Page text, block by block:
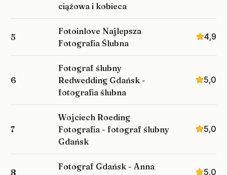
ciążowa i kobieca
5
Fotoinlove Najlepsza
Fotografia Ślubna
4,9
6
Fotograf ślubny
Redwedding Gdańsk -
fotografia ślubna
5,0
7
Wojciech Roeding
Fotografia - fotograf ślubny
Gdańsk
5,0
8
Fotograf Gdańsk - Anna
5,0